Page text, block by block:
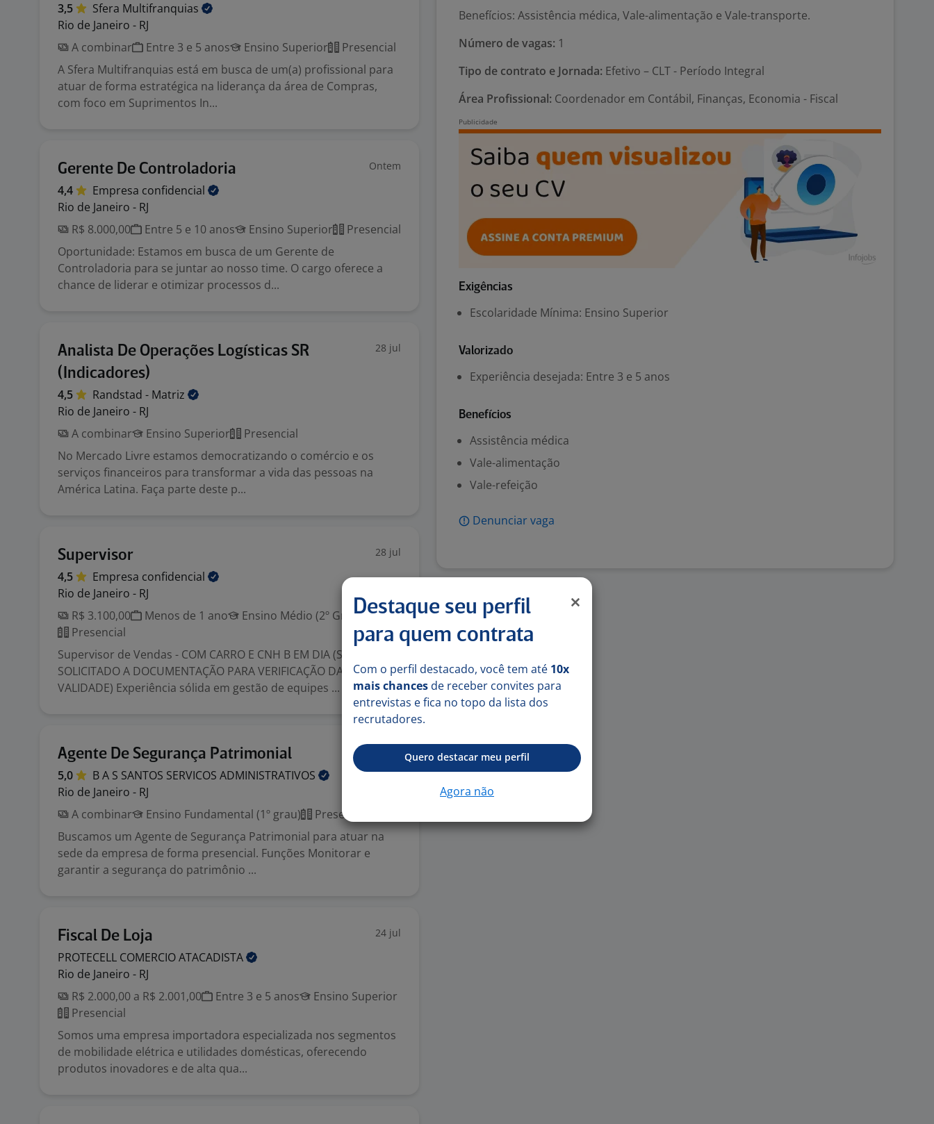
3,5 Sfera Multifranquias
Rio de Janeiro - RJ
A combinar
Entre 3 e 5 anos Ensino Superior
Presencial
A Sfera Multifranquias está em busca de um(a) profissional para
atuar de forma estratégica na liderança da área de Compras,
com foco em Suprimentos In...
Gerente De Controladoria Ontem
4,4 Empresa confidencial
Rio de Janeiro - RJ
R$ 8.000,00
Entre 5 e 10 anos Ensino Superior
Presencial
Oportunidade: Estamos em busca de um Gerente de
Controladoria para se juntar ao nosso time. O cargo oferece a
chance de liderar e otimizar processos d...
Analista De Operações Logísticas SR
(Indicadores)
28 jul
4,5 Randstad - Matriz
Rio de Janeiro - RJ
A combinar
Ensino Superior
Presencial
No Mercado Livre estamos democratizando o comércio e os
serviços financeiros para transformar a vida das pessoas na
América Latina. Faça parte deste p...
Supervisor 28 jul
4,5 Empresa confidencial
Rio de Janeiro - RJ
R$ 3.100,00
Menos de 1 ano
Ensino Médio (2º Grau)
Presencial
Supervisor de Vendas - COM CARRO E CNH B EM DIA (SERÁ
SOLICITADO A DOCUMENTAÇÃO PARA VERIFICAÇÃO DA
VALIDADE) Experiência sólida em gestão de equipes ...
Agente De Segurança Patrimonial
5,0 B A S SANTOS SERVICOS ADMINISTRATIVOS
Rio de Janeiro - RJ
A combinar
Ensino Fundamental (1º grau)
Presencial
Buscamos um Agente de Segurança Patrimonial para atuar na
sede da empresa de forma presencial. Funções Monitorar e
garantir a segurança do patrimônio ...
Fiscal De Loja 24 jul
PROTECELL COMERCIOATACADISTA
Rio de Janeiro - RJ
R$ 2.000,00 a R$ 2.001,00
Entre 3 e 5 anos
Ensino Superior
Presencial
Somos uma empresa importadora especializada nos segmentos
de mobilidade elétrica e utilidades domésticas, oferecendo
produtos inovadores e de alta qua...
Benefícios: Assistência médica, Vale-alimentação e Vale-transporte.
Número de vagas: 1
Tipo de contrato e Jornada: Efetivo – CLT - Período Integral
Área Profissional: Coordenador em Contábil, Finanças, Economia - Fiscal
Exigências
Escolaridade Mínima: Ensino Superior
Valorizado
Experiência desejada: Entre 3 e 5 anos
Benefícios
Assistência médica
Vale-alimentação
Vale-refeição
Denunciar vaga
Destaque seu perfil
para quem contrata
Com o perfil destacado, você tem até 10x
mais chances de receber convites para
entrevistas e fica no topo da lista dos
recrutadores.
Quero destacar meu perfil
Agora não